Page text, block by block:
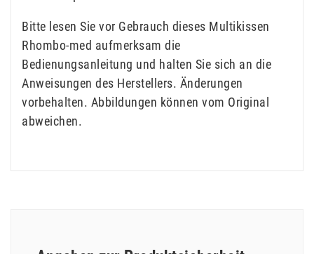
Bitte lesen Sie vor Gebrauch dieses Multikissen
Rhombo-med aufmerksam die
Bedienungsanleitung und halten Sie sich an die
Anweisungen des Herstellers. Änderungen
vorbehalten. Abbildungen können vom Original
abweichen.